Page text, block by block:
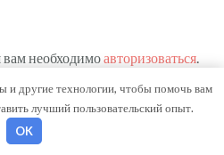
вам необходимоавторизоваться
и другие технологии, чтобы помочь вам
лучший пользовательский опыт.
OK